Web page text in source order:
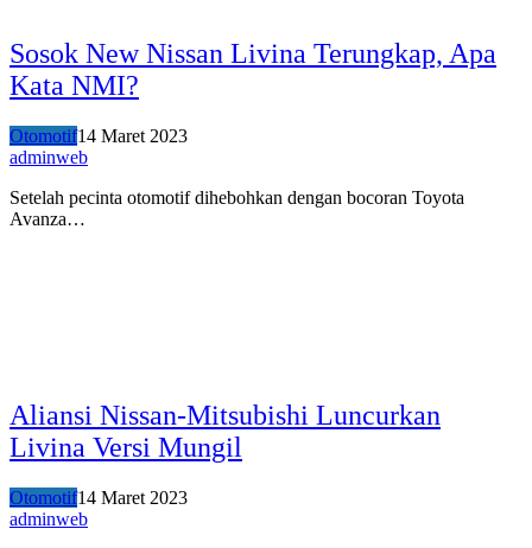
Sosok New Nissan Livina Terungkap, Apa
Kata NMI?
Otomotif14 Maret 2023
adminweb
Setelah pecinta otomotif dihebohkan dengan bocoran Toyota
Avanza…
Aliansi Nissan-Mitsubishi Luncurkan
Livina Versi Mungil
Otomotif14 Maret 2023
adminweb